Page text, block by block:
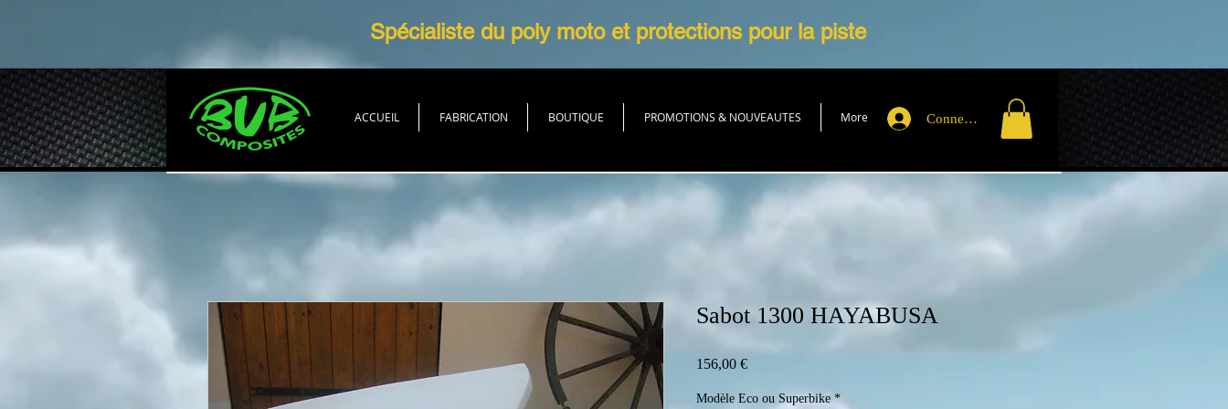
Spécialiste du poly moto et protections pour la piste
ACCUEIL FABRICATION BOUTIQUE PROMOTIONS & NOUVEAUTES More Connexion
Sabot 1300 HAYABUSA
156,00 €Prix
Modèle Eco ou Superbike *